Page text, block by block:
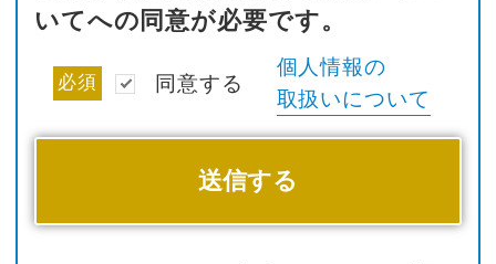
いてへの同意が必要です。
必須 同意する
個人情報の
取扱いについて